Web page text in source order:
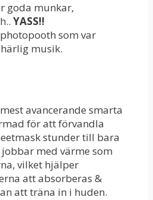
goda munkar,
YASS!!
som var
musik.
avancerande smarta
för att förvandla
stunder till bara
med värme som
vilket hjälper
att absorberas &
att träna in i huden.